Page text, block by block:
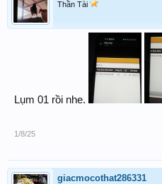
Thần Tài
Lụm 01 rồi nhe.
1/8/25
giacmocothat286331